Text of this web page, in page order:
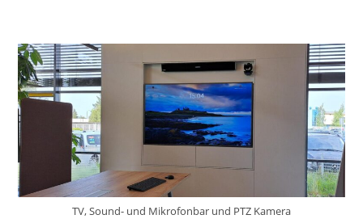
TV, Sound- und Mikrofonbar und PTZ Kamera